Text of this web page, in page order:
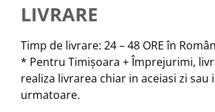
LIVRARE
Timp de livrare: 24 – 48 ORE în
* Pentru Timișoara + Împrejurimi,
realiza livrarea chiar in aceiasi zi sau
urmatoare.